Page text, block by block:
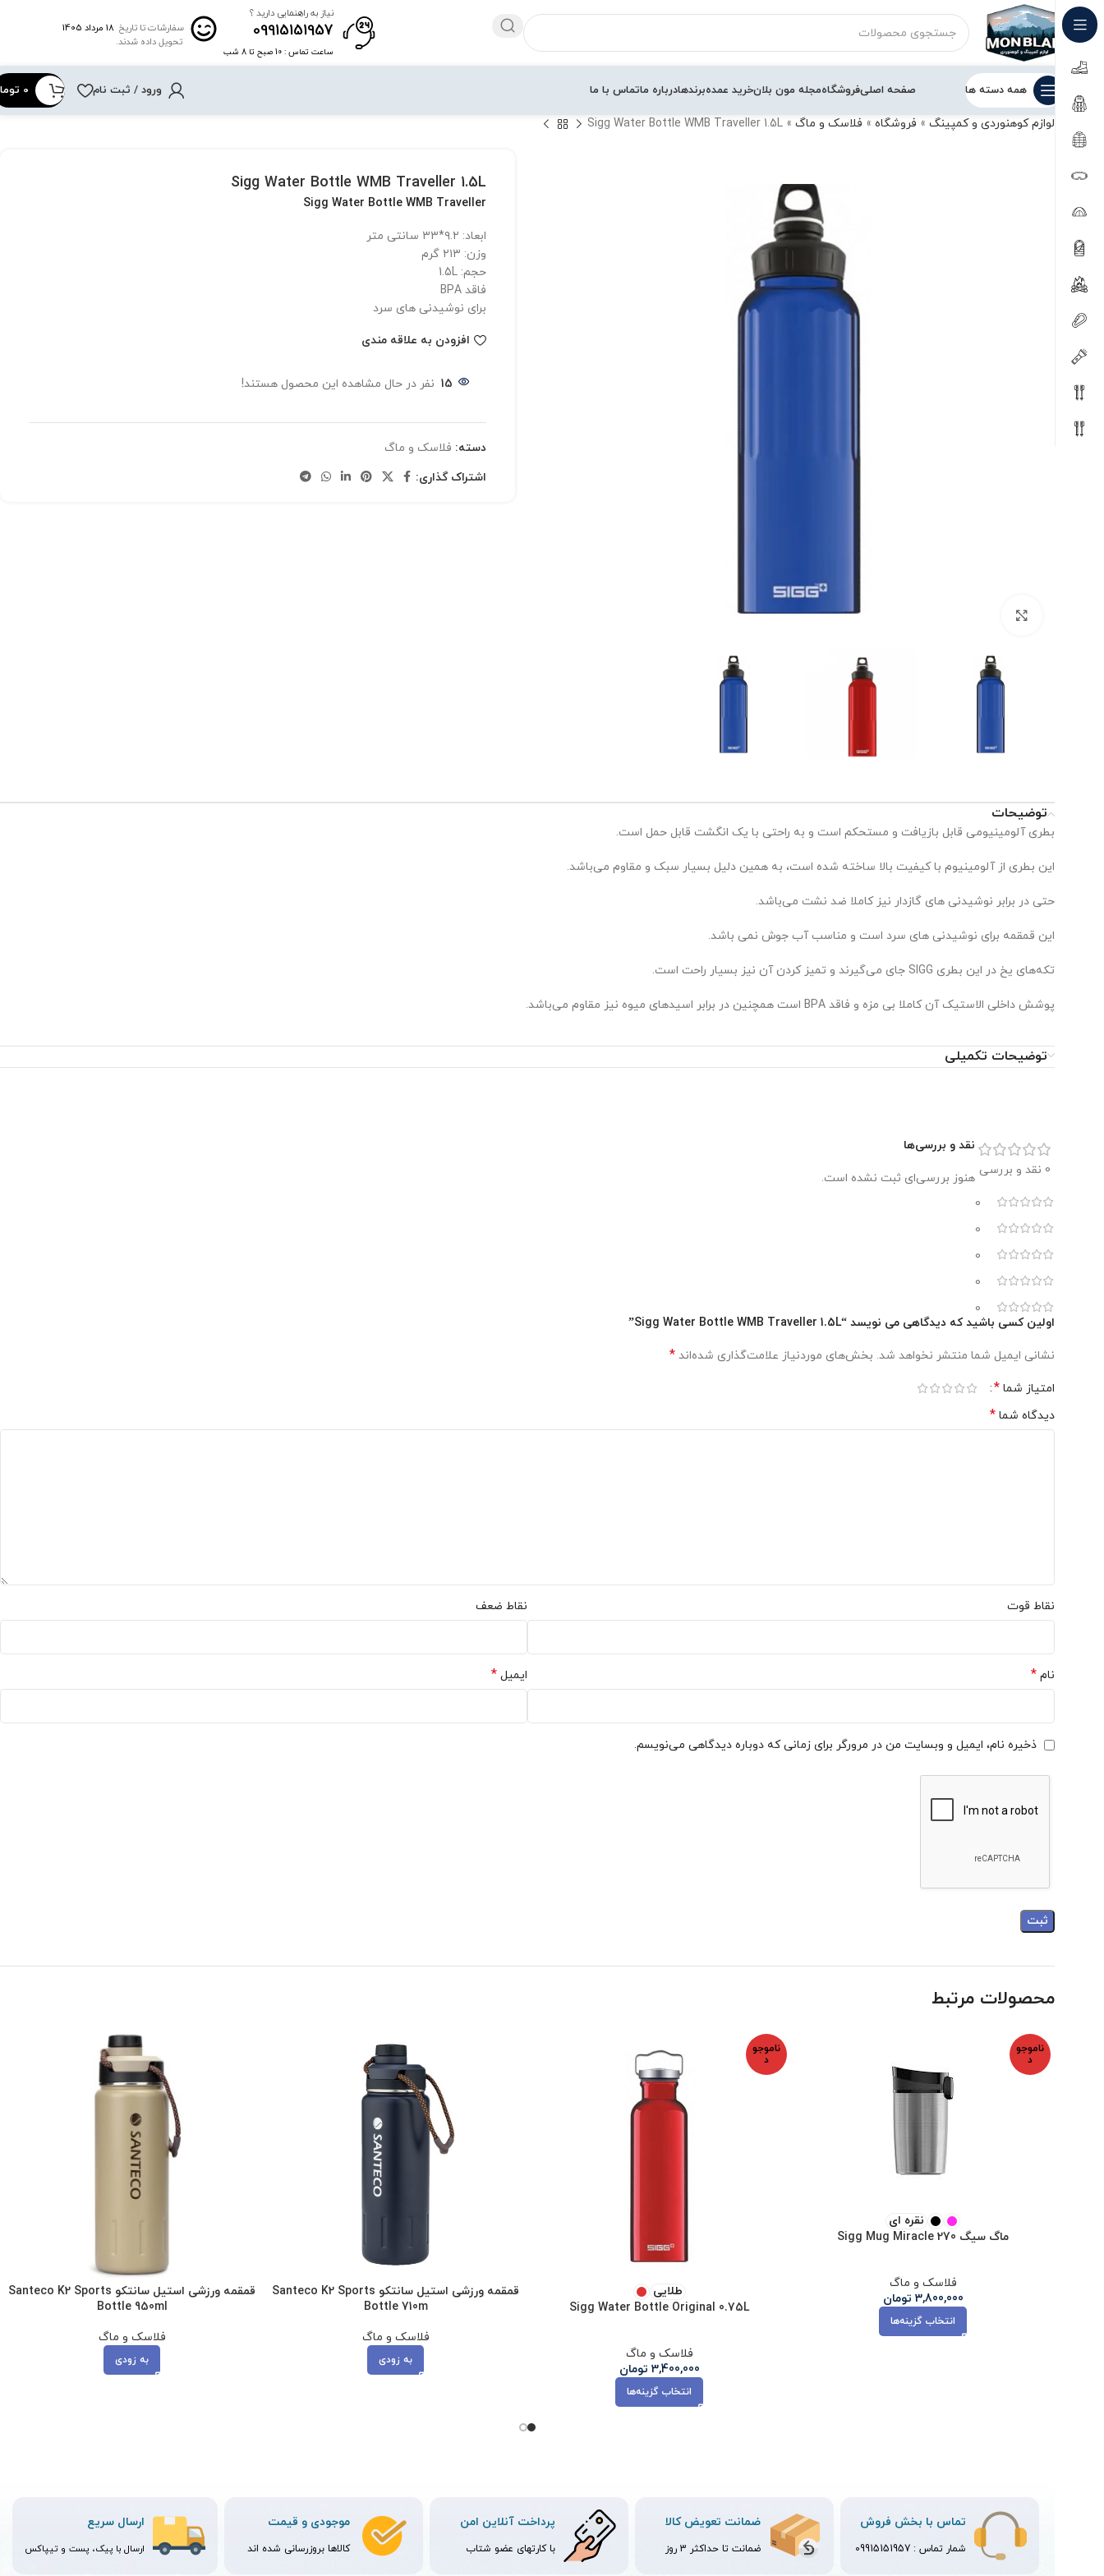
نیاز به راهنمایی دارید ؟
09915151957
ساعت تماس : 10 صبح تا 8 شب
سفارشات تا تاریخ 18 مرداد 1405
تحویل داده شدند.
همه دسته ها صفحه اصلیفروشگاهمجله مون بلانخرید عمدهبرندهادرباره ماتماس با ما ورود / ثبت نام 0
لوازم کوهنوردی و کمپینگ » فروشگاه » فلاسک و ماگ »
Sigg Water Bottle WMB Traveller 1.5L
Sigg Water Bottle WMB Traveller 1.5L
Sigg Water Bottle WMB Traveller
ابعاد: ۹.۲*۳۳ سانتی متر
وزن: ۲۱۳ گرم
حجم: 1.5L
فاقد BPA
برای نوشیدنی های سرد
افزودن به علاقه مندی
15 نفر در حال مشاهده این محصول هستند!
دسته: فلاسک و ماگ
اشتراک گذاری:
توضیحات
بطری آلومینیومی قابل بازیافت و مستحکم است و به راحتی با یک انگشت قابل حمل است.
این بطری از آلومینیوم با کیفیت بالا ساخته شده است، به همین دلیل بسیار سبک و مقاوم می‌باشد.
حتی در برابر نوشیدنی های گازدار نیز کاملا ضد نشت می‌باشد.
این قمقمه برای نوشیدنی های سرد است و مناسب آب جوش نمی باشد.
تکه‌های یخ در این بطری SIGG جای می‌گیرند و تمیز کردن آن نیز بسیار راحت است.
پوشش داخلی الاستیک آن کاملا بی مزه و فاقد BPA است همچنین در برابر اسیدهای میوه نیز مقاوم می‌باشد.
روزانه محتویات را خالی کنید، مرتباً با دست بشویید، بگذارید وارونه خشک شود
توضیحات تکمیلی
0 نقد و بررسی
0
0
0
0
0
نقد و بررسی‌ها
هنوز بررسی‌ای ثبت نشده است.
اولین کسی باشید که دیدگاهی می نویسد “Sigg Water Bottle WMB Traveller 1.5L”
نشانی ایمیل شما منتشر نخواهد شد. بخش‌های موردنیاز علامت‌گذاری شده‌اند *
امتیاز شما *
دیدگاه شما *
نقاط قوت نقاط ضعف
نام * ایمیل *
ذخیره نام، ایمیل و وبسایت من در مرورگر برای زمانی که دوباره دیدگاهی می‌نویسم.
محصولات مرتبط
ناموجو
د
نقره ای
ماگ سیگ Sigg Mug Miracle 270
فلاسک و ماگ
3,800,000 تومان
انتخاب گزینه‌ها
ناموجو
د
طلایی
Sigg Water Bottle Original 0.75L
فلاسک و ماگ
3,400,000 تومان
انتخاب گزینه‌ها
قمقمه ورزشی استیل سانتکو Santeco K2 Sports
Bottle 710m
فلاسک و ماگ
به زودی
قمقمه ورزشی استیل سانتکو Santeco K2 Sports
Bottle 950ml
فلاسک و ماگ
به زودی
تماس با بخش فروش
شمار تماس : 09915151957
ضمانت تعویض کالا
ضمانت تا حداکثر 3 روز
پرداخت آنلاین امن
با کارتهای عضو شتاب
موجودی و قیمت
کالاها بروزرسانی شده اند
ارسال سریع
ارسال با پیک، پست و تیپاکس